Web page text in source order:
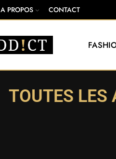
A PROPOS CONTACT
TOUTES LES